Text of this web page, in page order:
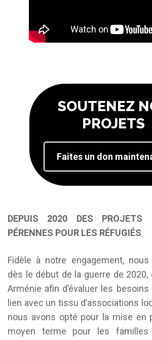
SOUTENEZ
PROJETS
Faites un don
DEPUIS 2020 DES PROJETS
PÉRENNES POUR LES RÉFUGIÉS
Fidèle à notre engagement,
dès le début de la guerre de
Arménie afin d’évaluer les
lien avec un tissu d’associations
nous avons opté pour la mise en
moyen terme pour les